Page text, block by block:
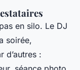
en silo. Le DJ
soirée,
d’autres :